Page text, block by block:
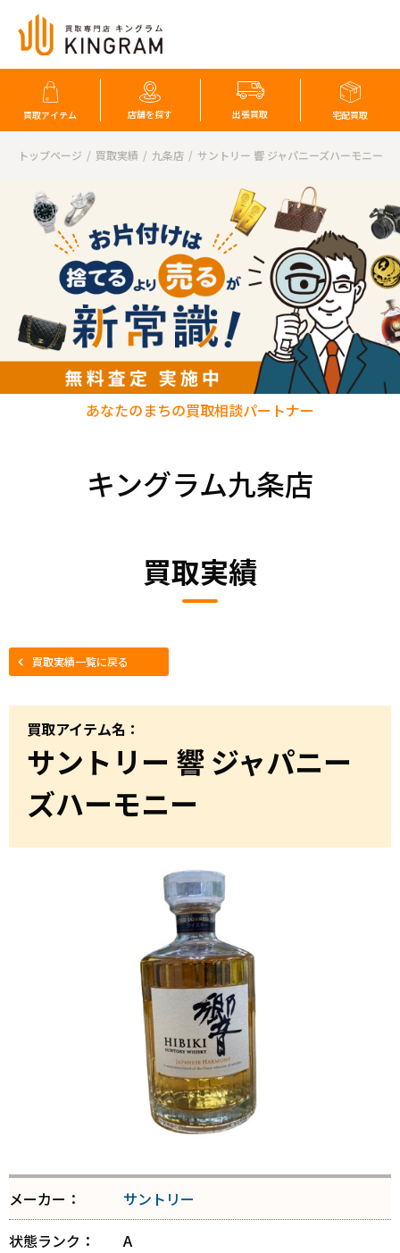
買取アイテム 店舗を探す 出張買取 宅配買取
トップページ 買取実績 九条店 サントリー 響 ジャパニーズハーモニー
キングラム九条店
あなたのまちの買取相談パートナー
買取実績
買取実績一覧に戻る
買取アイテム名：
サントリー 響 ジャパニー
ズハーモニー
メーカー：
サントリー
状態ランク：
A